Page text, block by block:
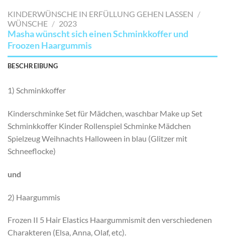
SETZEN
KINDERWÜNSCHE IN ERFÜLLUNG GEHEN LASSEN /
WÜNSCHE / 2023
Masha wünscht sich einen Schminkkoffer und
Froozen Haargummis
BESCHREIBUNG
1) Schminkkoffer
Kinderschminke Set für Mädchen, waschbar Make up Set
Schminkkoffer Kinder Rollenspiel Schminke Mädchen
Spielzeug Weihnachts Halloween in blau (Glitzer mit
Schneeflocke)
und
2) Haargummis
Frozen II 5 Hair Elastics Haargummismit den verschiedenen
Charakteren (Elsa, Anna, Olaf, etc).